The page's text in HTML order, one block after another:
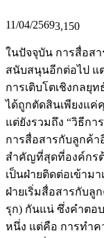
11/04/25693,150
ในปัจจุบัน การสื่อสา
สนับสนุนอีกต่อไป แ
การเติบโตเชิงกลยุ
ได้ถูกตัดสินเพียงแ
แต่ยังรวมถึง “วิธีกา
การสื่อสารกับลูกค้า
สำคัญที่สุดที่องค์กรต้
เป็นฝ่ายติดต่อเข้ามา
ฝ่ายเริ่มสื่อสารกับลู
รุก) กันแน่ ซึ่งคำตอ
หนึ่ง แต่คือ การทำค